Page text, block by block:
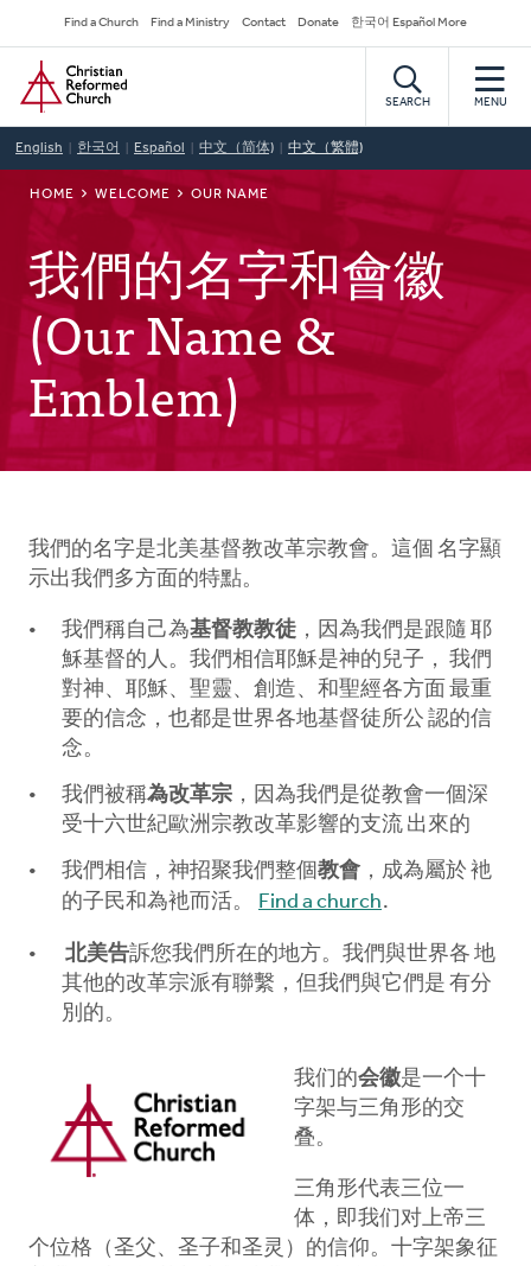
to
main
content
Secondary
Navigation
Find a Church Find a Ministry Contact Donate 한국어 Español More
Home
SEARCH MENU
English 한국어 Español 中文（简体) 中文（繁體)
BREADCRUMB
HOME WELCOME OUR NAME
我們的名字和會徽
(Our Name &
Emblem)
我們的名字是北美基督教改革宗教會。這個 名字顯
示出我們多方面的特點。
我們稱自己為基督教教徒 ，因為我們是跟隨 耶
穌基督的人。我們相信耶穌是神的兒子， 我們
對神、耶穌、聖靈、創造、和聖經各方面 最重
要的信念，也都是世界各地基督徒所公 認的信
念。
我們被稱為改革宗 ，因為我們是從教會一個深
受十六世紀歐洲宗教改革影響的支流 出來的
我們相信，神招聚我們整個教會 ，成為屬於 衪
的子民和為衪而活。
Find a church.
北美告訴您我們所在的地方。我們與世界各 地
其他的改革宗派有聯繫，但我們與它們是 有分
別的。
我们的会徽是一个十
字架与三角形的交
叠。
三角形代表三位一
体，即我们对上帝三
个位格（圣父、圣子和圣灵）的信仰。十字架象征